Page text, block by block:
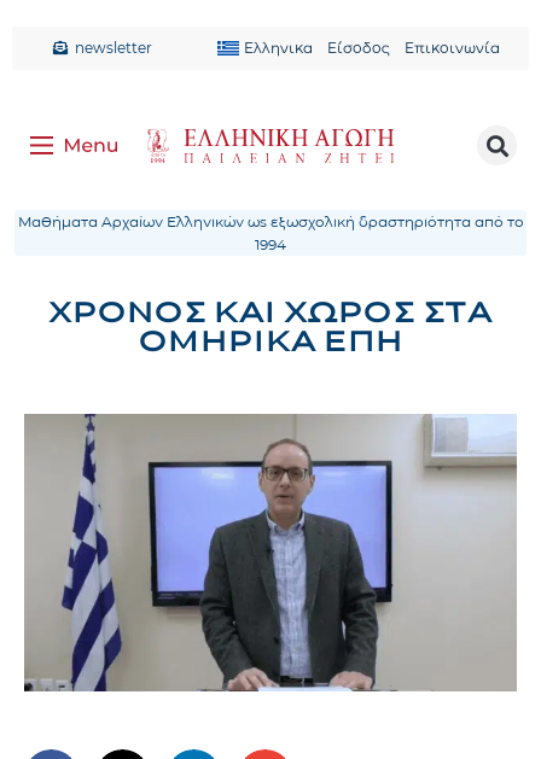
newsletter Ελληνικα Είσοδος Επικοινωνία
Μαθήματα Αρχαίων Ελληνικών ως εξωσχολική δραστηριότητα από το
1994
ΧΡΟΝΟΣ ΚΑΙ ΧΩΡΟΣ ΣΤΑ
ΟΜΗΡΙΚΑ ΕΠΗ